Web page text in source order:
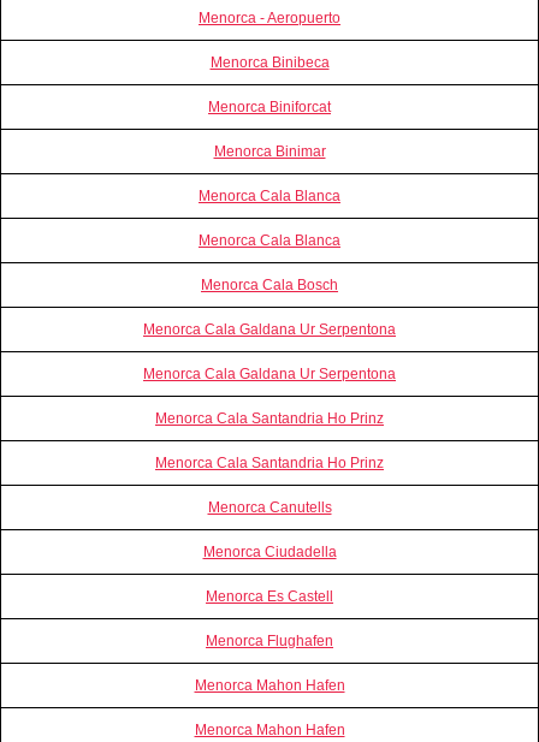
Menorca - Aeropuerto
Menorca Binibeca
Menorca Biniforcat
Menorca Binimar
Menorca Cala Blanca
Menorca Cala Blanca
Menorca Cala Bosch
Menorca Cala Galdana Ur Serpentona
Menorca Cala Galdana Ur Serpentona
Menorca Cala Santandria Ho Prinz
Menorca Cala Santandria Ho Prinz
Menorca Canutells
Menorca Ciudadella
Menorca Es Castell
Menorca Flughafen
Menorca Mahon Hafen
Menorca Mahon Hafen